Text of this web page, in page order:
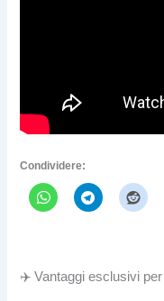
Condividere:
✈️ Vantaggi esclusivi per